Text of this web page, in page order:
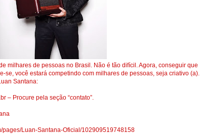
milhares de pessoas no Brasil. Não é tão difícil. Agora, conseguir que
se, você estará competindo com milhares de pessoas, seja criativo (a).
Santana:
– Procure pela seção “contato”.
pages/Luan-Santana-Oficial/102909519748158